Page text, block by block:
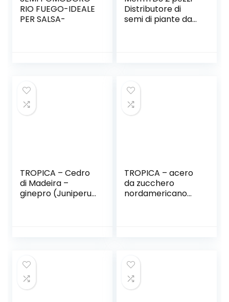
RIO FUEGO-IDEALE
PER SALSA-
Distributore di
semi di piante da
attrezzi da
giardino di semi
fioriere e
TROPICA – Cedro
di Madeira –
ginepro (Juniperus
TROPICA – acero
da zucchero
nordamericano